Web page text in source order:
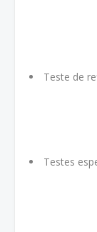
Teste de
Testes